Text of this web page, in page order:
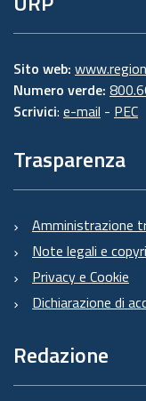
Sito web:
Numero verde:
Scrivici: e-mail - PEC
Trasparenza
Amministrazione
Note legali e
Privacy e Cookie
Dichiarazione di
Redazione